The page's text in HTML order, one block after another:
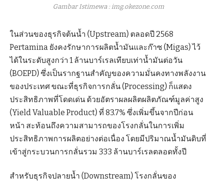
Gambar Istimewa : img.okezone.com
ในส่วนของธุรกิจต้นน้ำ (Upstream) ตลอดปี 2568
Pertamina ยังคงรักษาการผลิตน้ำมันและก๊าซ (Migas) ไว้
ได้ในระดับสูงกว่า 1 ล้านบาร์เรลเทียบเท่าน้ำมันต่อวัน
(BOEPD) ซึ่งเป็นรากฐานสำคัญของความมั่นคงทางพลังงาน
ของประเทศ ขณะที่ธุรกิจการกลั่น (Processing) ก็แสดง
ประสิทธิภาพที่โดดเด่น ด้วยอัตราผลผลิตผลิตภัณฑ์มูลค่าสูง
(Yield Valuable Product) ที่ 83.7% ซึ่งเพิ่มขึ้นจากปีก่อน
หน้า สะท้อนถึงความสามารถของโรงกลั่นในการเพิ่ม
ประสิทธิภาพการผลิตอย่างต่อเนื่อง โดยมีปริมาณน้ำมันดิบที่
เข้าสู่กระบวนการกลั่นรวม 333 ล้านบาร์เรลตลอดทั้งปี
สำหรับธุรกิจปลายน้ำ (Downstream) โรงกลั่นของ